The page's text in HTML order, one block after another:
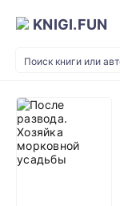
KNIGI.FUN